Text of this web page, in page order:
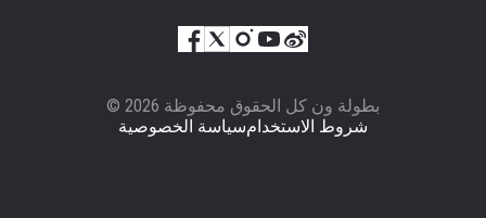
© بطولة ون كل الحقوق محفوظة 2026
سياسة الخصوصيةشروط الاستخدام